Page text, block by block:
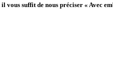
vous suffit de nous préciser « Avec